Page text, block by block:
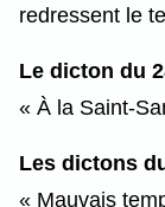
redressent le
Le dicton du
À la Saint-
Les dictons
Mauvais